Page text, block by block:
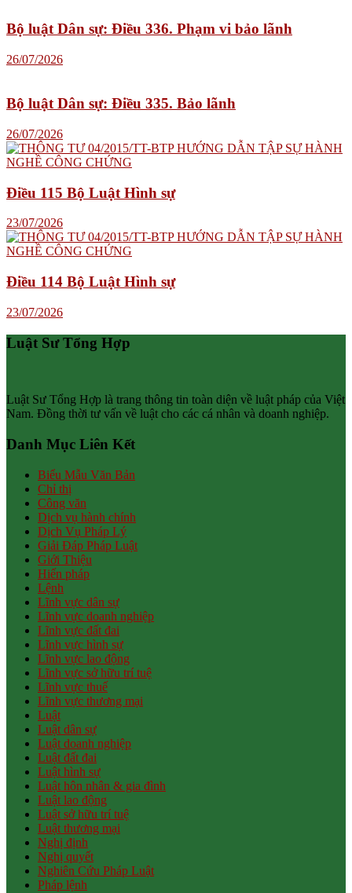
Bộ luật Dân sự: Điều 336. Phạm vi bảo lãnh
26/07/2026
Bộ luật Dân sự: Điều 335. Bảo lãnh
26/07/2026
Điều 115 Bộ Luật Hình sự
23/07/2026
Điều 114 Bộ Luật Hình sự
23/07/2026
Luật Sư Tổng Hợp
Luật Sư Tổng Hợp là trang thông tin toàn diện về luật pháp của Việt
Nam. Đồng thời tư vấn về luật cho các cá nhân và doanh nghiệp.
Danh Mục Liên Kết
Biểu Mẫu Văn Bản
Chỉ thị
Công văn
Dịch vụ hành chính
Dịch Vụ Pháp Lý
Giải Đáp Pháp Luật
Giới Thiệu
Hiến pháp
Lệnh
Lĩnh vực dân sự
Lĩnh vực doanh nghiệp
Lĩnh vực đất đai
Lĩnh vực hình sự
Lĩnh vực lao động
Lĩnh vực sở hữu trí tuệ
Lĩnh vực thuế
Lĩnh vực thương mại
Luật
Luật dân sự
Luật doanh nghiệp
Luật đất đai
Luật hình sự
Luật hôn nhân & gia đình
Luật lao động
Luật sở hữu trí tuệ
Luật thương mại
Nghị định
Nghị quyết
Nghiên Cứu Pháp Luật
Pháp lệnh